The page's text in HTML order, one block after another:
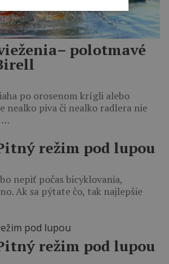
polotmavé
po orosenom krígli alebo
nealko piva či nealko radlera nie
režim pod lupou
nepiť počas bicyklovania,
Ak sa pýtate čo, tak najlepšie
režim pod lupou